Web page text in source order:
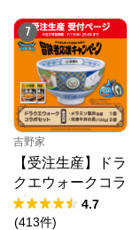
7
吉野家
【受注生産】ドラ
クエウォークコラ
ボセット
4.7
(413件)